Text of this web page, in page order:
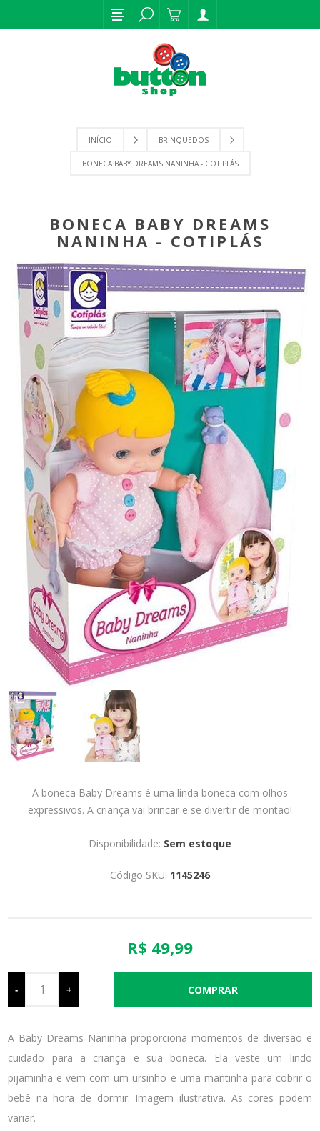
INÍCIO BRINQUEDOS
BONECA BABY DREAMS NANINHA - COTIPLÁS
BONECA BABY DREAMS
NANINHA - COTIPLÁS
A boneca Baby Dreams é uma linda boneca com olhos
expressivos. A criança vai brincar e se divertir de montão!
Disponibilidade: Sem estoque
Código SKU: 1145246
R$ 49,99
- +
A Baby Dreams Naninha proporciona momentos de diversão e
cuidado para a criança e sua boneca. Ela veste um lindo
pijaminha e vem com um ursinho e uma mantinha para cobrir o
bebê na hora de dormir. Imagem ilustrativa. As cores podem
variar.